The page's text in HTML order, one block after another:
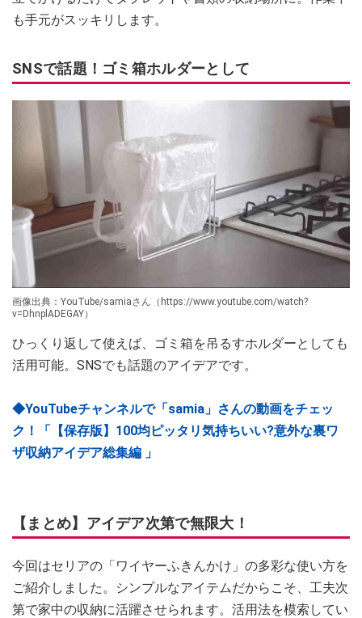
も手元がスッキリします。
SNSで話題！ゴミ箱ホルダーとして
画像出典：YouTube/samiaさん（https://www.youtube.com/watch?
v=DhnplADEGAY）
ひっくり返して使えば、ゴミ箱を吊るすホルダーとしても
活用可能。SNSでも話題のアイデアです。
◆YouTubeチャンネルで「samia」さんの動画をチェッ
ク！「【保存版】100均ピッタリ気持ちいい?意外な裏ワ
ザ収納アイデア総集編 」
【まとめ】アイデア次第で無限大！
今回はセリアの「ワイヤーふきんかけ」の多彩な使い方を
ご紹介しました。シンプルなアイテムだからこそ、工夫次
第で家中の収納に活躍させられます。活用法を模索してい